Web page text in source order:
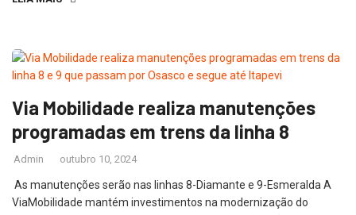
Via Mobilidade realiza manutenções
programadas em trens da linha 8
Admin outubro 10, 2024
As manutenções serão nas linhas 8-Diamante e 9-Esmeralda A
ViaMobilidade mantém investimentos na modernização do